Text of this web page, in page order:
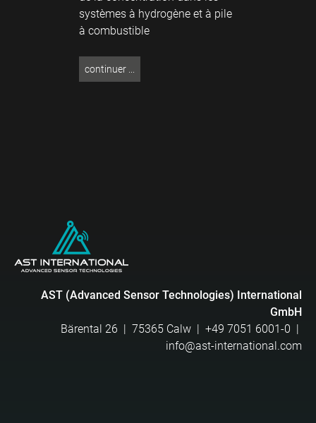
systèmes à hydrogène et à pile
à combustible
continuer ...
AST (Advanced Sensor Technologies) International
GmbH
Bärental 26 | 75365 Calw | +49 7051 6001-0 |
info@ast-international.com